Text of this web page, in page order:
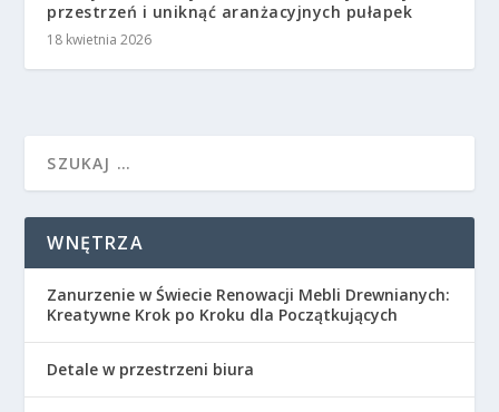
przestrzeń i uniknąć aranżacyjnych pułapek
18 kwietnia 2026
WNĘTRZA
Zanurzenie w Świecie Renowacji Mebli Drewnianych:
Kreatywne Krok po Kroku dla Początkujących
Detale w przestrzeni biura